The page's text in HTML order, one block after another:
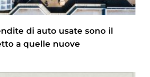
di auto usate sono il
a quelle nuove